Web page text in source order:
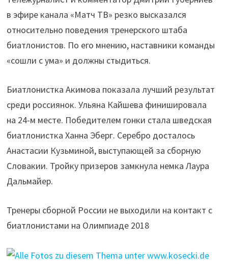
в эфире канала «Матч ТВ» резко высказался
относительно поведения тренерского штаба
биатлонистов. По его мнению, наставники команды
«сошли с ума» и должны стыдиться.
Биатлонистка Акимова показала лучший результат
среди россиянок. Ульяна Кайшева финишировала
на 24-м месте. Победителем гонки стала шведская
биатлонистка Ханна Эберг. Серебро досталось
Анастасии Кузьминой, выступающей за сборную
Словакии. Тройку призеров замкнула немка Лаура
Дальмайер.
Тренеры сборной России не выходили на контакт с
биатлонистами на Олимпиаде 2018